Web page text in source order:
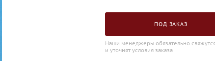
ПОД ЗАКАЗ
Наши менеджеры обязательно
и уточнят условия заказа